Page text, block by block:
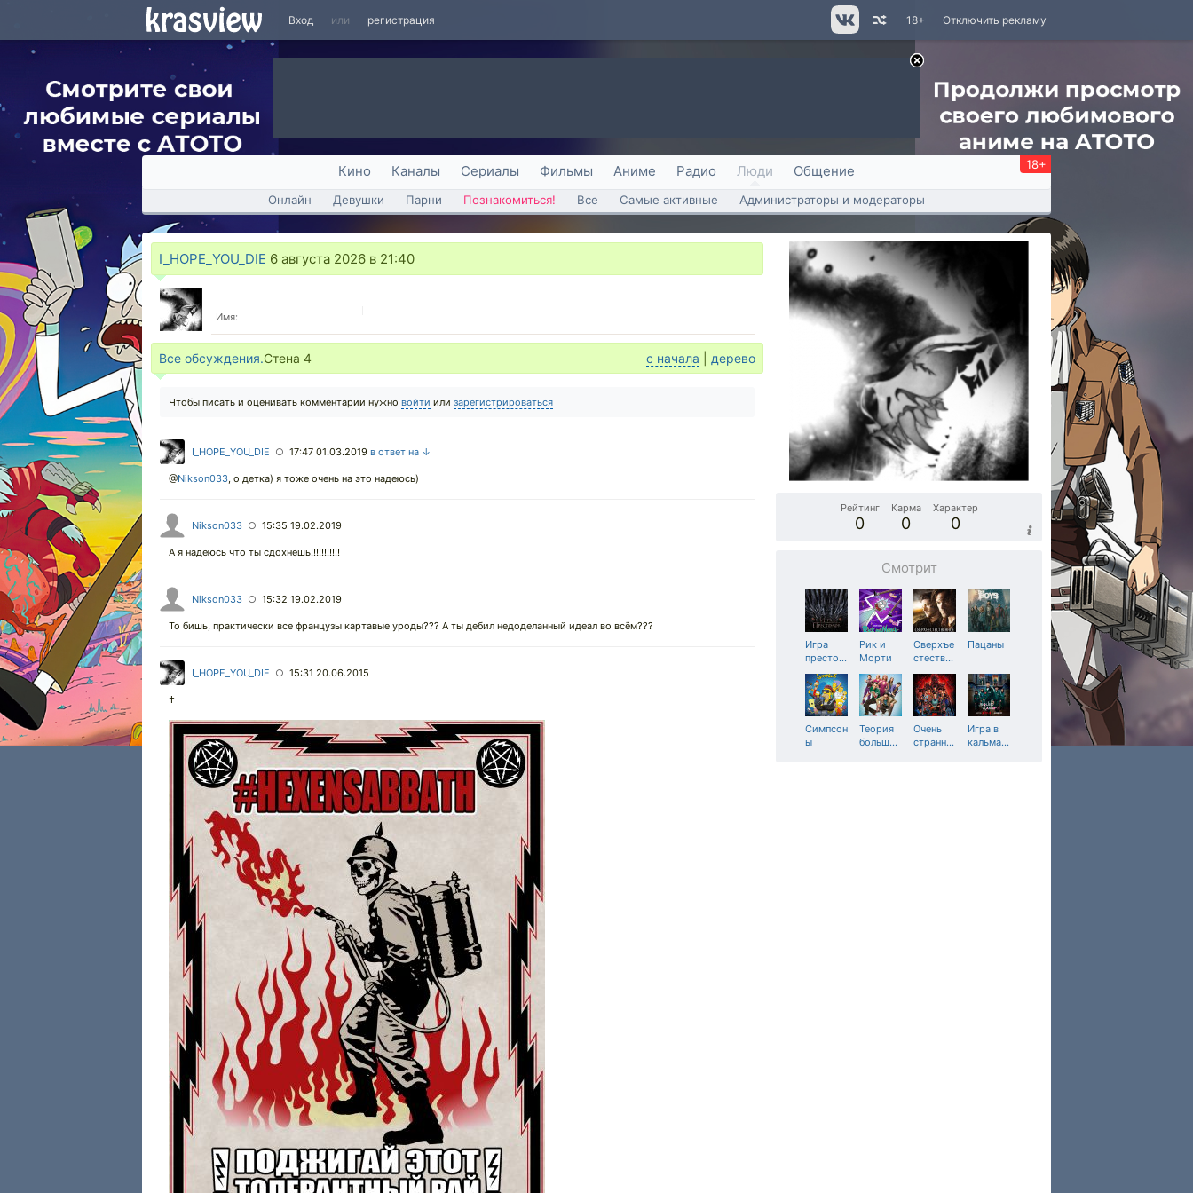
Вход или регистрация Отключить рекламу
18+
Кино Каналы Сериалы Фильмы Аниме Радио Люди Общение 18+
Онлайн Девушки Парни Познакомиться! Все Самые активные Администраторы и модераторы
I_HOPE_YOU_DIE 6 августа 2026 в 21:40
Имя:
Все обсуждения.Стена 4 с начала дерево
Чтобы писать и оценивать комментарии нужно войти или зарегистрироваться
I_HOPE_YOU_DIE ○ 17:47 01.03.2019 в ответ на ↓
@Nikson033, о детка) я тоже очень на это надеюсь)
Nikson033 ○ 15:35 19.02.2019
А я надеюсь что ты сдохнешь!!!!!!!!!!!
Nikson033 ○ 15:32 19.02.2019
То бишь, практически все французы картавые уроды??? А ты дебил недоделанный идеал во всём???
I_HOPE_YOU_DIE ○ 15:31 20.06.2015
†
Рейтинг
0
Карма
0
Характер
0
Смотрит
Игра
престо…
Рик и
Морти
Сверхъе
стеств…
Пацаны
Симпсон
ы
Теория
больш…
Очень
странн…
Игра в
кальма…